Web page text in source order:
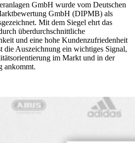
GmbH wurde vom Deutschen
GmbH (DIPMB) als
Mit dem Siegel ehrt das
überdurchschnittliche
und eine hohe Kundenzufriedenheit
die Auszeichnung ein wichtiges Signal,
im Markt und in der
ankommt.